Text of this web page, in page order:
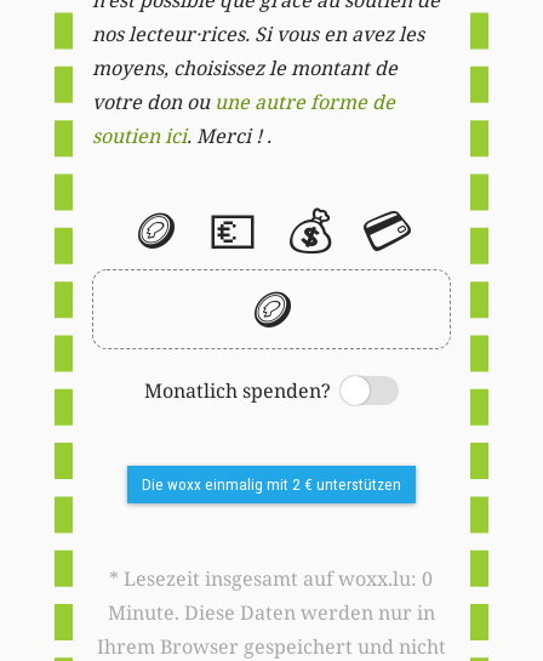
nos lecteur·rices. Si vous en avez les
moyens, choisissez le montant de
votre don ou une autre forme de
soutien ici. Merci ! .
🪙 💶 💰 💳
🪙
Monatlich spenden?
Switch
Die woxx einmalig mit 2 € unterstützen
* Lesezeit insgesamt auf woxx.lu: 0
Minute. Diese Daten werden nur in
Ihrem Browser gespeichert und nicht